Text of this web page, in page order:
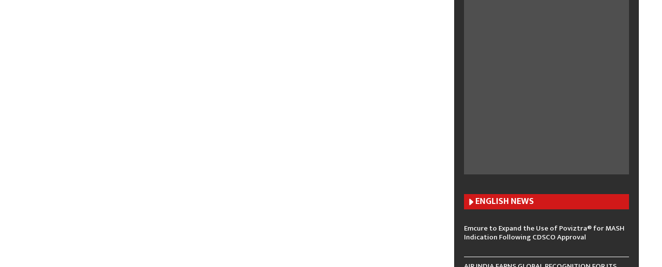
ENGLISH NEWS
Emcure to Expand the Use of Poviztra® for MASH
Indication Following CDSCO Approval